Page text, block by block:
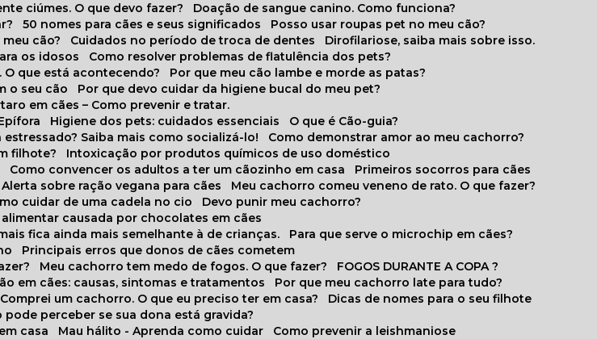
ciúmes. O que devo fazer?
Doação de sangue canino. Como funciona?
50 nomes para cães e seus significados
Posso usar roupas pet no meu cão?
cão?
Cuidados no período de troca de dentes
Dirofilariose, saiba mais sobre isso.
os idosos
Como resolver problemas de flatulência dos pets?
O que está acontecendo?
Por que meu cão lambe e morde as patas?
o seu cão
Por que devo cuidar da higiene bucal do meu pet?
em cães – Como prevenir e tratar.
Higiene dos pets: cuidados essenciais
O que é Cão-guia?
estressado? Saiba mais como socializá-lo!
Como demonstrar amor ao meu cachorro?
filhote?
Intoxicação por produtos químicos de uso doméstico
Como convencer os adultos a ter um cãozinho em casa
Primeiros socorros para cães
Alerta sobre ração vegana para cães
Meu cachorro comeu veneno de rato. O que fazer?
cuidar de uma cadela no cio
Devo punir meu cachorro?
causada por chocolates em cães
fica ainda mais semelhante à de crianças.
Para que serve o microchip em cães?
Principais erros que donos de cães cometem
Meu cachorro tem medo de fogos. O que fazer?
FOGOS DURANTE A COPA ?
em cães: causas, sintomas e tratamentos
Por que meu cachorro late para tudo?
Comprei um cachorro. O que eu preciso ter em casa?
Dicas de nomes para o seu filhote
pode perceber se sua dona está gravida?
casa
Mau hálito - Aprenda como cuidar
Como prevenir a leishmaniose